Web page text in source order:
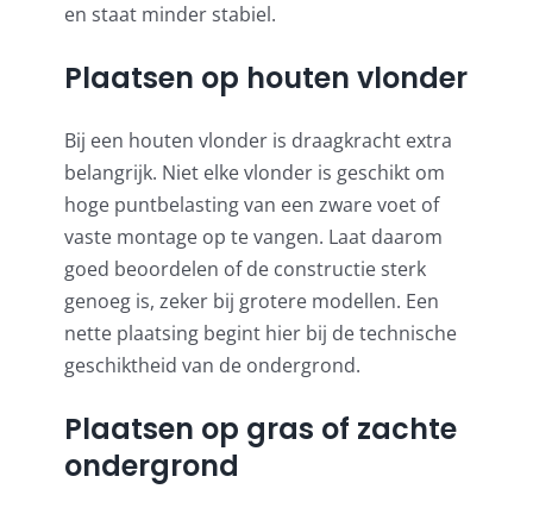
en staat minder stabiel.
Plaatsen op houten vlonder
Bij een houten vlonder is draagkracht extra
belangrijk. Niet elke vlonder is geschikt om
hoge puntbelasting van een zware voet of
vaste montage op te vangen. Laat daarom
goed beoordelen of de constructie sterk
genoeg is, zeker bij grotere modellen. Een
nette plaatsing begint hier bij de technische
geschiktheid van de ondergrond.
Plaatsen op gras of zachte
ondergrond